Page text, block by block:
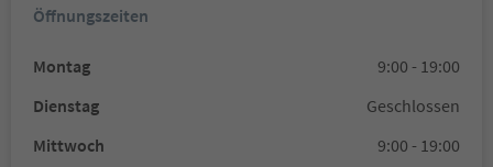
Öffnungszeiten
Montag
9:00 - 19:00
Dienstag
Geschlossen
Mittwoch
9:00 - 19:00